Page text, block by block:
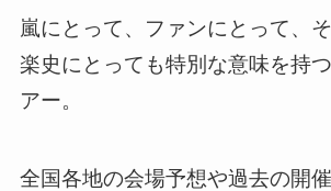
嵐にとって、ファンにとって、
楽史にとっても特別な意味を持
アー。
全国各地の会場予想や過去の開